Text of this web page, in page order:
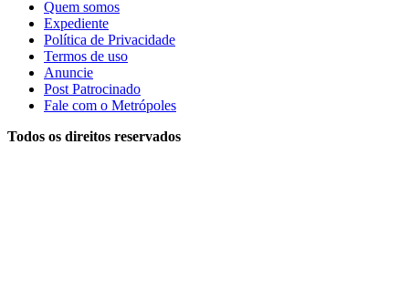
Quem somos
Expediente
Política de Privacidade
Termos de uso
Anuncie
Post Patrocinado
Fale com o Metrópoles
Todos os direitos reservados